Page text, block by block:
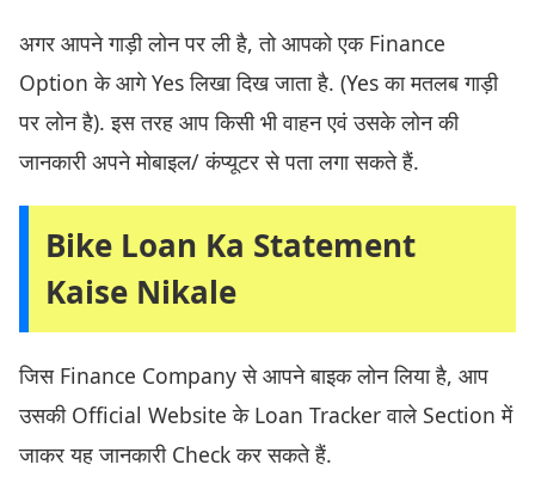
अगर आपने गाड़ी लोन पर ली है, तो आपको एक Finance
Option के आगे Yes लिखा दिख जाता है. (Yes का मतलब गाड़ी
पर लोन है). इस तरह आप किसी भी वाहन एवं उसके लोन की
जानकारी अपने मोबाइल/ कंप्यूटर से पता लगा सकते हैं.
Bike Loan Ka Statement
Kaise Nikale
जिस Finance Company से आपने बाइक लोन लिया है, आप
उसकी Official Website के Loan Tracker वाले Section में
जाकर यह जानकारी Check कर सकते हैं.